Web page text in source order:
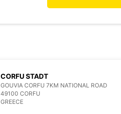
CORFU STADT
GOUVIA CORFU 7KM NATIONAL ROAD
49100 CORFU
GREECE